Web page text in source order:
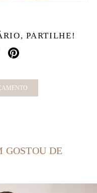
PARTILHE!
DE